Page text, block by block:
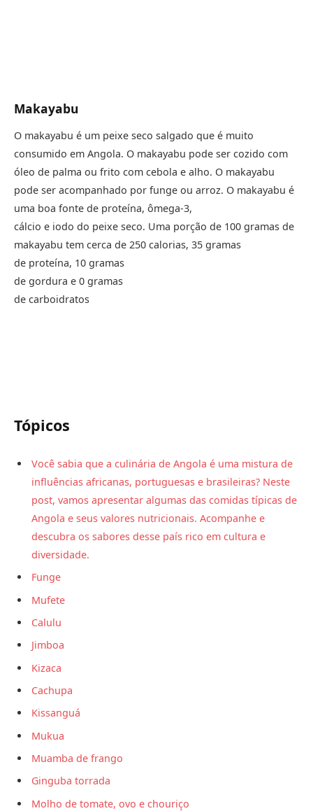
Makayabu
O makayabu é um peixe seco salgado que é muito
consumido em Angola. O makayabu pode ser cozido com
óleo de palma ou frito com cebola e alho. O makayabu
pode ser acompanhado por funge ou arroz. O makayabu é
uma boa fonte de proteína, ômega-3,
cálcio e iodo do peixe seco. Uma porção de 100 gramas de
makayabu tem cerca de 250 calorias, 35 gramas
de proteína, 10 gramas
de gordura e 0 gramas
de carboidratos
Tópicos
Você sabia que a culinária de Angola é uma mistura de
influências africanas, portuguesas e brasileiras? Neste
post, vamos apresentar algumas das comidas típicas de
Angola e seus valores nutricionais. Acompanhe e
descubra os sabores desse país rico em cultura e
diversidade.
Funge
Mufete
Calulu
Jimboa
Kizaca
Cachupa
Kissanguá
Mukua
Muamba de frango
Ginguba torrada
Molho de tomate, ovo e chouriço